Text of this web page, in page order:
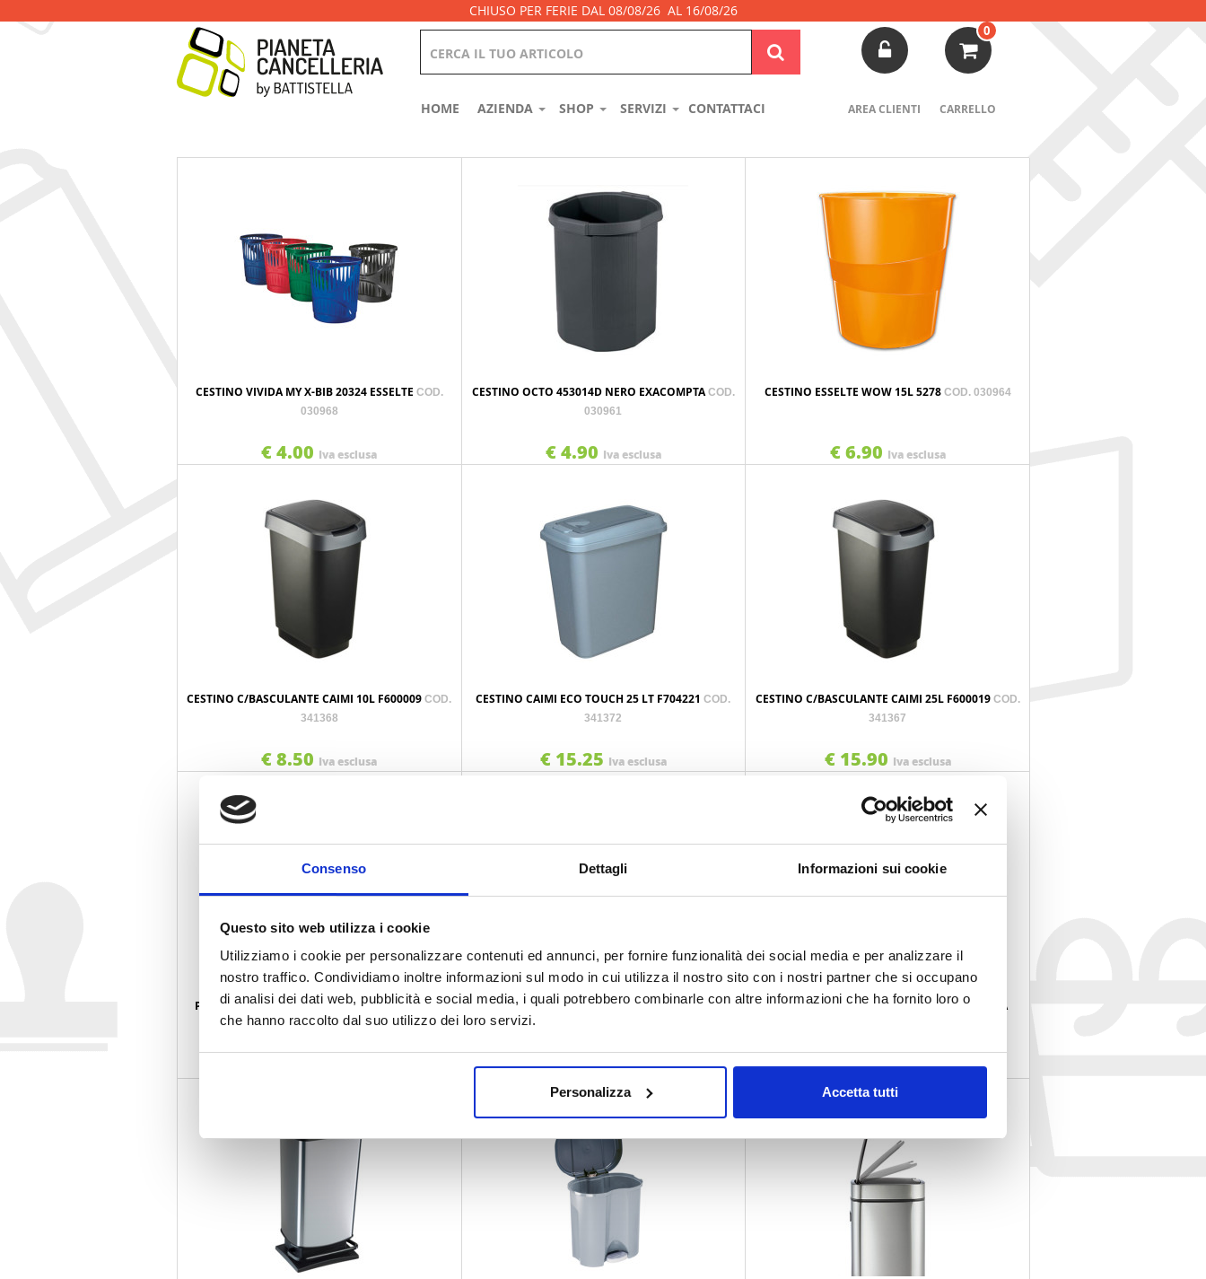
Consenso Dettagli Informazioni sui cookie
Questo sito web utilizza i cookie
Utilizziamo i cookie per personalizzare contenuti ed annunci, per fornire funzionalità dei social media e per analizzare il
nostro traffico. Condividiamo inoltre informazioni sul modo in cui utilizza il nostro sito con i nostri partner che si occupano
di analisi dei dati web, pubblicità e social media, i quali potrebbero combinarle con altre informazioni che ha fornito loro o
che hanno raccolto dal suo utilizzo dei loro servizi.
Personalizza Accetta tutti
CHIUSO PER FERIE DAL 08/08/26 AL 16/08/26
HOME AZIENDA SHOP SERVIZI CONTATTACI AREA CLIENTI CARRELLO
0
CESTINO VIVIDA MY X-BIB 20324 ESSELTE COD.
030968
€ 4.00 Iva esclusa
CESTINO OCTO 453014D NERO EXACOMPTACOD.
030961
€ 4.90 Iva esclusa
CESTINO ESSELTE WOW 15L 5278 COD. 030964
€ 6.90 Iva esclusa
CESTINO C/BASCULANTE CAIMI 10L F600009COD.
341368
€ 8.50 Iva esclusa
CESTINO CAIMI ECO TOUCH 25 LT F704221COD.
341372
€ 15.25 Iva esclusa
CESTINO C/BASCULANTE CAIMI 25L F600019 COD.
341367
€ 15.90 Iva esclusa
PEDALE + ASTE PER BIDONE LT 80COD. 341526 CESTINO C/BASCULANTE CAIMI 50L F600029COD.
€ 22.90Iva esclusa
CESTINO INOX C/PEDALE 554AS/28 STILCASA
€ 30.00Iva esclusa